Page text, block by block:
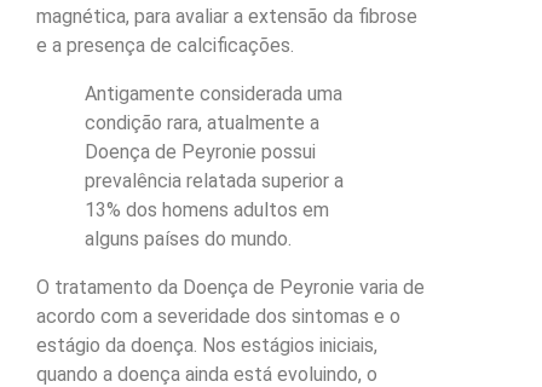
magnética, para avaliar a extensão da fibrose
e a presença de calcificações.
Antigamente considerada uma
condição rara, atualmente a
Doença de Peyronie possui
prevalência relatada superior a
13% dos homens adultos em
alguns países do mundo.
O tratamento da Doença de Peyronie varia de
acordo com a severidade dos sintomas e o
estágio da doença. Nos estágios iniciais,
quando a doença ainda está evoluindo, o